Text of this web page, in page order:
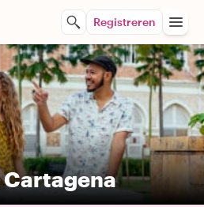
Registreren
Cartagena